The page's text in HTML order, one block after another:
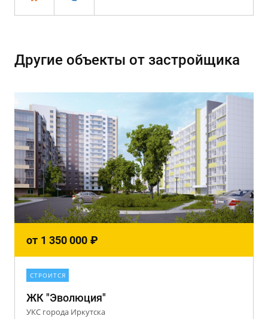
Другие объекты от застройщика
от 1 350 000 ₽
СТРОИТСЯ
ЖК "Эволюция"
УКС города Иркутска